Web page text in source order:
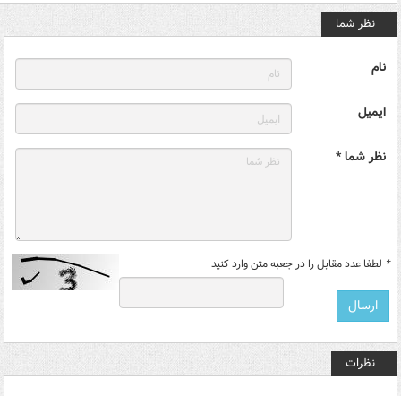
نظر شما
نام
ایمیل
نظر شما *
* لطفا عدد مقابل را در جعبه متن وارد کنید
نظرات